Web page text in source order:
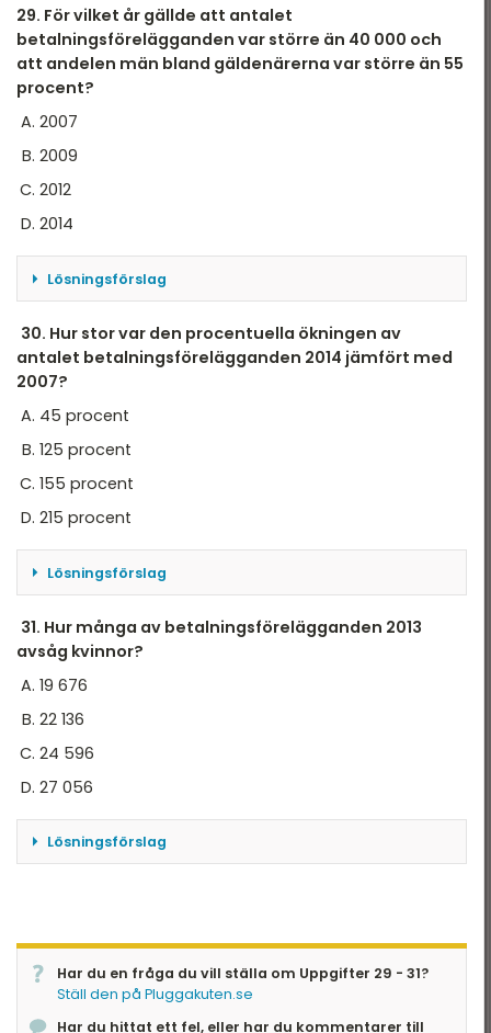
29. För vilket år gällde att antalet
betalningsförelägganden var större än 40 000 och
att andelen män bland gäldenärerna var större än 55
procent?
2007
2009
2012
2014
Lösningsförslag
Antalet betalningsförelägganden är större än
40 000 åren 2009, 2013, 2014.
55 procent åren 2007 och 2014.
Svar: D
30. Hur stor var den procentuella ökningen av
antalet betalningsförelägganden 2014 jämfört med
2007?
45 procent
125 procent
155 procent
215 procent
Lösningsförslag
Antalet betalningsförelägganden
år 2014: 56 541 och år 2007: 25 418
Ökningen i antal var 56 541 - 25 418, alltså 31 223
Kan uppskattas som 31/25 = 124/100, vilket ger
Svar: B
31. Hur många av betalningsförelägganden 2013
avsåg kvinnor?
19 676
22 136
24 596
27 056
Lösningsförslag
Andelen kvinnor år 2013 var 45%.
45% av 49 192 blir knappt hälften, 22 136.
(Ungefärlig beräkning: 100% = 49, 50% = 24,5, 5%
Har du en fråga du vill ställa om Uppgifter 29 - 31?
Ställ den på Pluggakuten.se
Har du hittat ett fel, eller har du kommentarer till